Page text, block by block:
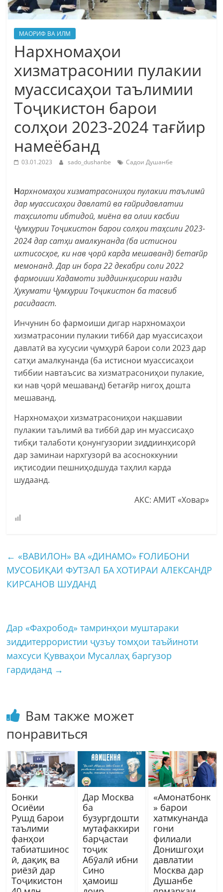
МАОРИФ ВА ИЛМ
Нархномаҳои
хизматрасонии пулакии
муассисаҳои таълимии
Тоҷикистон барои
солҳои 2023-2024 тағйир
намеёбанд
03.01.2023 sado_dushanbe Садои Душанбе
Нархномаҳои хизматрасониҳои пулакии таълимӣ
дар муассисаҳои давлатӣ ва ғайридавлатии
таҳсилоти ибтидоӣ, миёна ва олии касбии
Ҷумҳурии Тоҷикистон барои солҳои таҳсили 2023-
2024 дар сатҳи амалкунанда (ба истиснои
ихтисосҳое, ки нав ҷорӣ карда мешаванд) бетағйр
мемонанд. Дар ин бора 22 декабри соли 2022
фармоиши Хадамоти зиддиинҳисории назди
Ҳукумати Ҷумҳурии Тоҷикистон ба тасвиб
расидааст.
Инчунин бо фармоиши дигар нархномаҳои
хизматрасонии пулакии тиббӣ дар муассисаҳои
давлатӣ ва хусусии ҷумҳурӣ барои соли 2023 дар
сатҳи амалкунанда (ба истиснои муассисаҳои
тиббии навтаъсис ва хизматрасониҳои пулакие,
ки нав ҷорӣ мешаванд) бетағйр нигоҳ дошта
мешаванд.
Нархномаҳои хизматрасониҳои нақшавии
пулакии таълимӣ ва тиббӣ дар ин муассисаҳо
тибқи талаботи қонунгузории зиддиинҳисорӣ
дар заминаи нархгузорӣ ва асосноккунии
иқтисодии пешниҳодшуда таҳлил карда
шудаанд.
АКС: АМИТ «Ховар»
← «ВАВИЛОН» ВА «ДИНАМО» ҒОЛИБОНИ
МУСОБИҚАИ ФУТЗАЛ БА ХОТИРАИ АЛЕКСАНДР
КИРСАНОВ ШУДАНД
Дар «Фахробод» тамринҳои муштараки
зиддитеррористии ҷузъу томҳои таъйиноти
махсуси Қувваҳои Мусаллаҳ баргузор
гардиданд →
Вам также может
понравиться
Бонки
Осиёии
Рушд барои
таълими
фанҳои
табиатшинос
ӣ, дақиқ ва
риёзӣ дар
Тоҷикистон
Дар Москва
ба
бузургдошти
мутафаккири
барҷастаи
тоҷик
Абӯалӣ ибни
Сино
ҳамоиш
«Амонатбонк
» барои
хатмкунанда
гони
филиали
Донишгоҳи
давлатии
Москва дар
Душанбе